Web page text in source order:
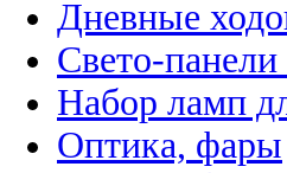
Дневные
Свето-
Набор ламп
Оптика, фары